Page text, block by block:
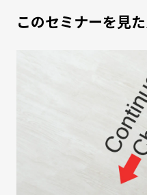
このセミナーを見